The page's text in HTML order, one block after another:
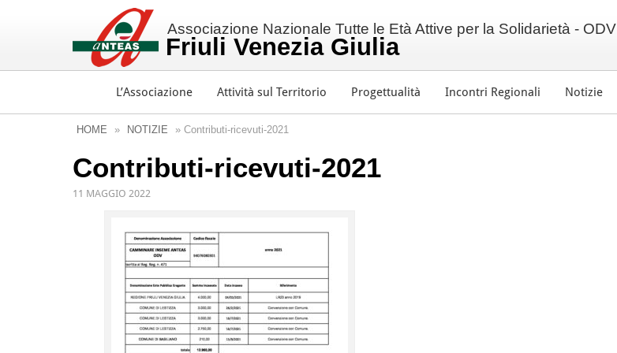
Associazione Nazionale Tutte le Età Attive per la Solidarietà - ODV
Friuli Venezia Giulia
L’Associazione Attività sul Territorio Progettualità Incontri Regionali Notizie
HOME » NOTIZIE » Contributi-ricevuti-2021
Contributi-ricevuti-2021
11 MAGGIO 2022